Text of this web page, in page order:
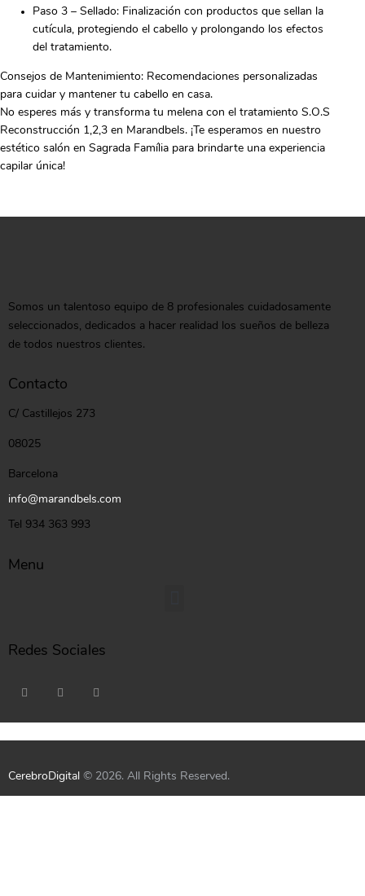
Paso 3 – Sellado: Finalización con productos que sellan la
cutícula, protegiendo el cabello y prolongando los efectos
del tratamiento.
Consejos de Mantenimiento: Recomendaciones personalizadas
para cuidar y mantener tu cabello en casa.
No esperes más y transforma tu melena con el tratamiento S.O.S
Reconstrucción 1,2,3 en Marandbels. ¡Te esperamos en nuestro
estético salón en Sagrada Família para brindarte una experiencia
capilar única!
Somos un talentoso equipo de 8 profesionales cuidadosamente
seleccionados, dedicados a hacer realidad los sueños de belleza
de todos nuestros clientes.
Contacto
C/ Castillejos 273
08025
Barcelona
info@marandbels.com
Tel 934 363 993
Menu
Redes Sociales
CerebroDigital © 2026. All Rights Reserved.